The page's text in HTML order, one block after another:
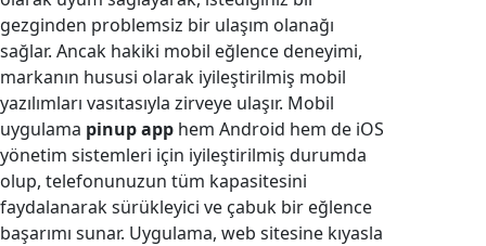
gezginden problemsiz bir ulaşım olanağı
sağlar. Ancak hakiki mobil eğlence deneyimi,
markanın hususi olarak iyileştirilmiş mobil
yazılımları vasıtasıyla zirveye ulaşır. Mobil
uygulama pinup app hem Android hem de iOS
yönetim sistemleri için iyileştirilmiş durumda
olup, telefonunuzun tüm kapasitesini
faydalanarak sürükleyici ve çabuk bir eğlence
başarımı sunar. Uygulama, web sitesine kıyasla